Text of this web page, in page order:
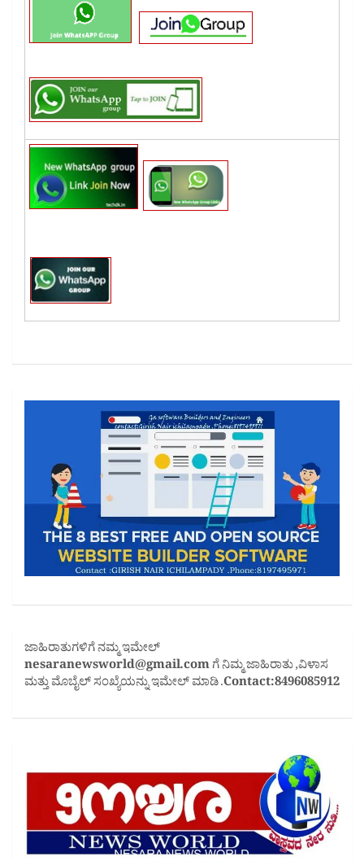
ಜಾಹಿರಾತುಗಳಿಗೆ ನಮ್ಮ ಇಮೇಲ್
nesaranewsworld@gmail.comಗೆ ನಿಮ್ಮ ಜಾಹಿರಾತು ,ವಿಳಾಸ
ಮತ್ತು ಮೊಬೈಲ್ ಸಂಖ್ಯೆಯನ್ನು ಇಮೇಲ್ ಮಾಡಿ .Contact:8496085912